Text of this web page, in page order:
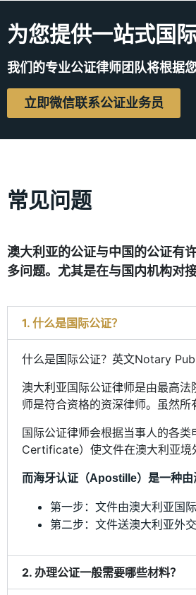
为您提供一站式国
我们的专业公证律师团队将根据
立即微信联系公证业务员
常见问题
澳大利亚的公证与中国的公证有
多问题。尤其是在与国内机构对
1. 什么是国际公证？
什么是国际公证？英文Notary
澳大利亚国际公证律师是由最高
师是符合资格的资深律师。虽然所
国际公证律师会根据当事人的各
Certificate）使文件在澳大利亚境
而海牙认证（Apostille）是一种由
第一步：文件由澳大利亚国
第二步：文件送澳大利亚外
2. 办理公证一般需要哪些材料？